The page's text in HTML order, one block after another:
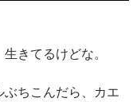
きてるけどな。
ちこんだら、カエ